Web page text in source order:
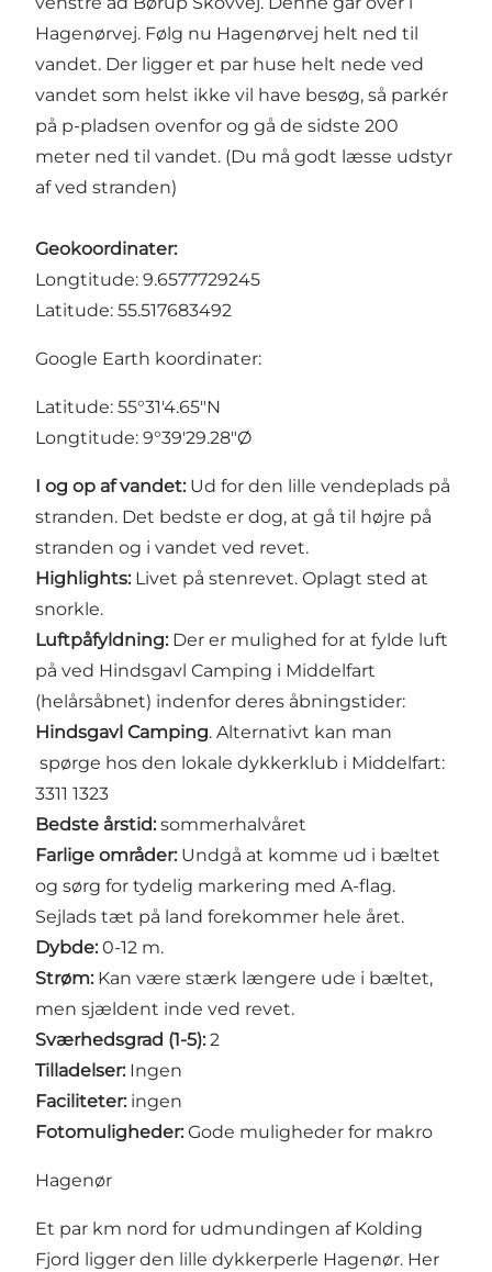
Hagenørvej. Følg nu Hagenørvej helt ned til
vandet. Der ligger et par huse helt nede ved
vandet som helst ikke vil have besøg, så parkér
på p-pladsen ovenfor og gå de sidste 200
meter ned til vandet. (Du må godt læsse udstyr
af ved stranden)
Geokoordinater:
Longtitude: 9.6577729245
Latitude: 55.517683492
Google Earth koordinater:
Latitude: 55°31'4.65"N
Longtitude: 9°39'29.28"Ø
I og op af vandet: Ud for den lille vendeplads på
stranden. Det bedste er dog, at gå til højre på
stranden og i vandet ved revet.
Highlights: Livet på stenrevet. Oplagt sted at
snorkle.
Luftpåfyldning: Der er mulighed for at fylde luft
på ved Hindsgavl Camping i Middelfart
(helårsåbnet) indenfor deres åbningstider:
Hindsgavl Camping. Alternativt kan man
spørge hos den lokale dykkerklub i Middelfart:
3311 1323
Bedste årstid: sommerhalvåret
Farlige områder: Undgå at komme ud i bæltet
og sørg for tydelig markering med A-flag.
Sejlads tæt på land forekommer hele året.
Dybde: 0-12 m.
Strøm: Kan være stærk længere ude i bæltet,
men sjældent inde ved revet.
Sværhedsgrad (1-5): 2
Tilladelser: Ingen
Faciliteter: ingen
Fotomuligheder: Gode muligheder for makro
Hagenør
Et par km nord for udmundingen af Kolding
Fjord ligger den lille dykkerperle Hagenør. Her